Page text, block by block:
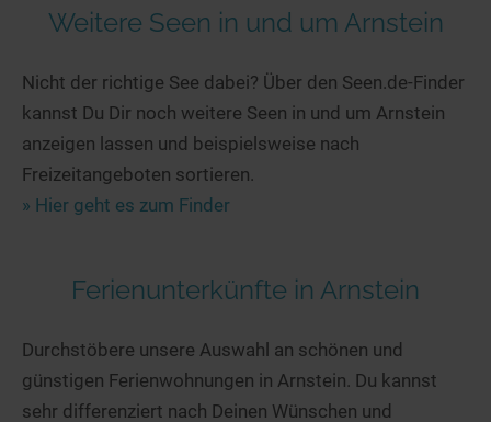
Weitere Seen in und um Arnstein
Nicht der richtige See dabei? Über den Seen.de-Finder
kannst Du Dir noch weitere Seen in und um Arnstein
anzeigen lassen und beispielsweise nach
Freizeitangeboten sortieren.
» Hier geht es zum Finder
Ferienunterkünfte in Arnstein
Durchstöbere unsere Auswahl an schönen und
günstigen Ferienwohnungen in Arnstein. Du kannst
sehr differenziert nach Deinen Wünschen und